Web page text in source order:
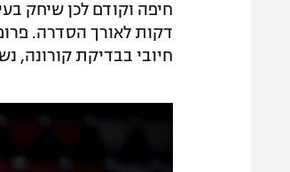
דקות לאורך הסדרה.
חיובי בבדיקת קורונה,